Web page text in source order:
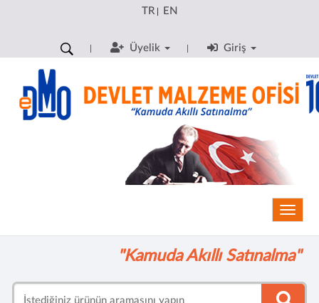
TR| EN
Üyelik Giriş
"Kamuda Akıllı Satınalma"